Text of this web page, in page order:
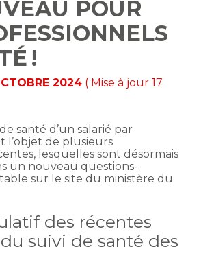
POUR
!
2024 ( Mise à jour 17
santé d’un salarié par
l’objet de plusieurs
lesquelles sont désormais
un nouveau questions-
sur le site du ministère du
des récentes
suivi de santé des